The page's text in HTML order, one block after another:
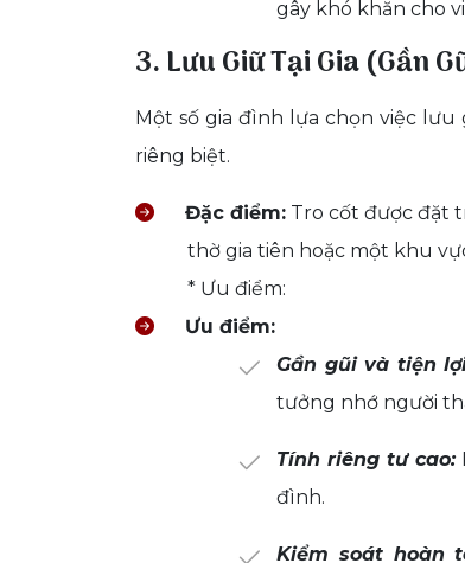
gây khó khăn cho
3. Lưu Giữ Tại Gia (Gần
Một số gia đình lựa chọn việc
riêng biệt.
Đặc điểm: Tro cốt được đặt
thờ gia tiên hoặc một khu
* Ưu điểm:
Ưu điểm:
Gần gũi và tiện
tưởng nhớ người
Tính riêng tư cao:
đình.
Kiểm soát hoàn